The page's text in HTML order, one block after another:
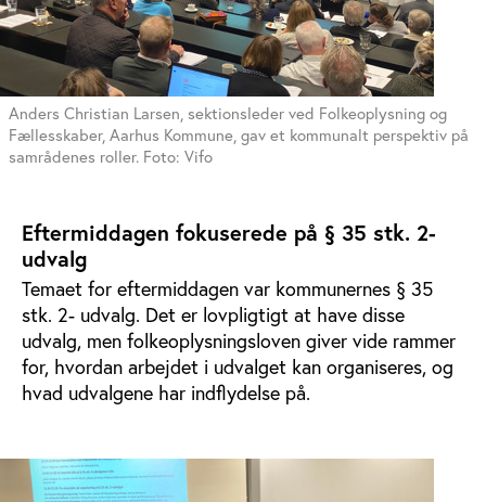
Anders Christian Larsen, sektionsleder ved Folkeoplysning og
Fællesskaber, Aarhus Kommune, gav et kommunalt perspektiv på
samrådenes roller. Foto: Vifo
Eftermiddagen fokuserede på § 35 stk. 2-
udvalg
Temaet for eftermiddagen var kommunernes § 35
stk. 2- udvalg. Det er lovpligtigt at have disse
udvalg, men folkeoplysningsloven giver vide rammer
for, hvordan arbejdet i udvalget kan organiseres, og
hvad udvalgene har indflydelse på.